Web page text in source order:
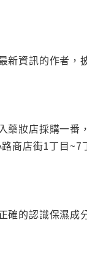
資訊的作者，
妝店採購一番
商店街1丁目~7
的認識保濕成